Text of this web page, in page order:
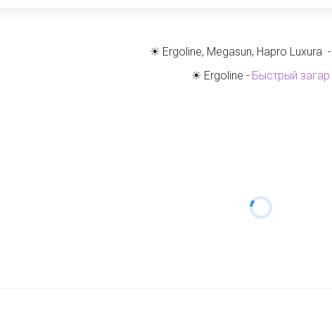
☀ Ergoline, Megasun, Hapro Luxura  -
☀ Ergoline - Быстрый загар